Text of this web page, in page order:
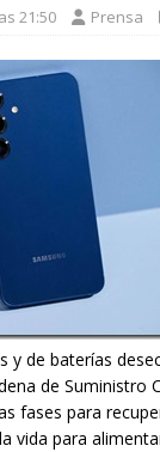
21:50 Prensa
y de baterías
de
fases para
vida para